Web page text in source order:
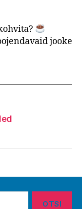
jooke